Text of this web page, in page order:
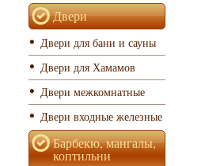
Двери
Двери для бани и сауны
Двери для Хамамов
Двери межкомнатные
Двери входные железные
Барбекю, мангалы,
коптильни